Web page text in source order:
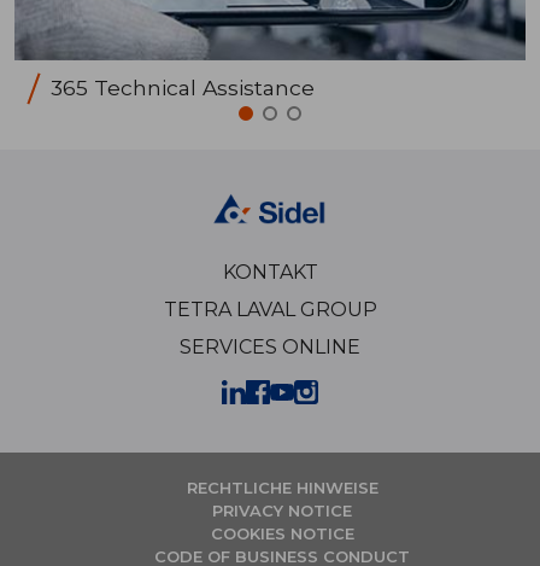
365 Technical Assistance
KONTAKT
TETRA LAVAL GROUP
SERVICES ONLINE
RECHTLICHE HINWEISE
PRIVACY NOTICE
COOKIES NOTICE
CODE OF BUSINESS CONDUCT